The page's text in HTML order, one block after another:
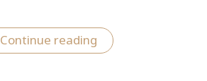
Continue reading“«11
ιστορίες